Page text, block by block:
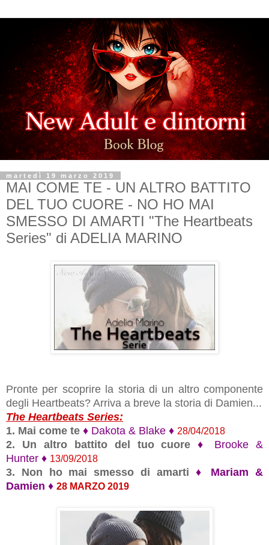
martedì 19 marzo 2019
MAI COME TE - UN ALTRO BATTITO
DEL TUO CUORE - NO HO MAI
SMESSO DI AMARTI "The Heartbeats
Series" di ADELIA MARINO
Pronte per scoprire la storia di un altro componente
degli Heartbeats? Arriva a breve la storia di Damien...
The Heartbeats Series:
1. Mai come te ♦ Dakota & Blake ♦ 28/04/2018
2. Un altro battito del tuo cuore♦ Brooke &
Hunter ♦ 13/09/2018
3. Non ho mai smesso di amarti ♦ Mariam &
Damien ♦ 28 MARZO 2019